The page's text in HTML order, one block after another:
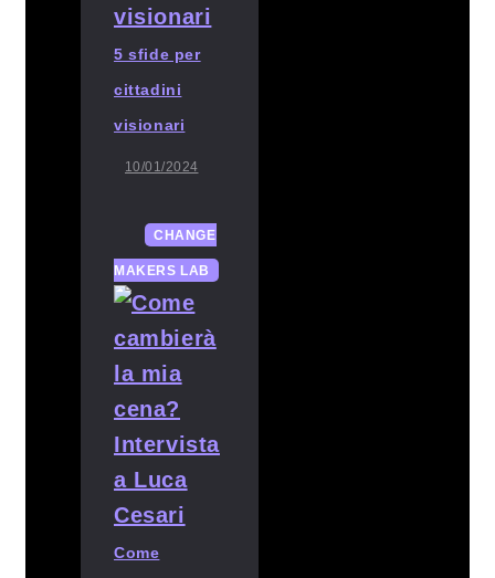
5 sfide per
cittadini
visionari
10/01/2024
CHANGE
MAKERS LAB
Come